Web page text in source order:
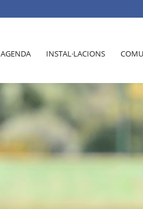
AGENDA INSTAL·LACIONS